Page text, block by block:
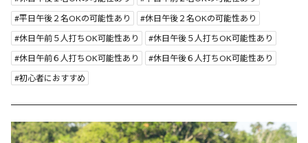
平日午後２名OKの可能性あり
休日午後２名OKの可能性あり
休日午前５人打ちOK可能性あり
休日午後５人打ちOK可能性あり
休日午前６人打ちOK可能性あり
休日午後６人打ちOK可能性あり
初心者におすすめ